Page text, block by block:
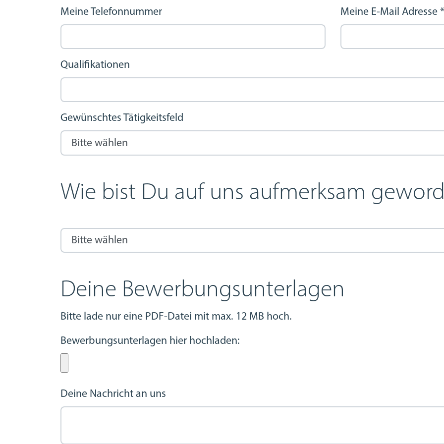
Meine Telefonnummer Meine E-Mail Adresse *
Qualifikationen
Gewünschtes Tätigkeitsfeld
Wie bist Du auf uns aufmerksam
Deine Bewerbungsunterlagen
Bitte lade nur eine PDF-Datei mit max. 12 MB hoch.
Bewerbungsunterlagen hier hochladen:
Deine Nachricht an uns